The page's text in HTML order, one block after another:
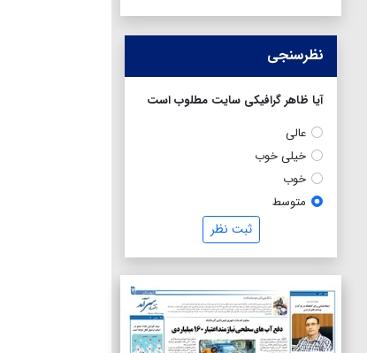
نظرسنجی
آیا ظاهر گرافیکی سایت مطلوب است
عالی
خیلی خوب
خوب
متوسط
ثبت نظر